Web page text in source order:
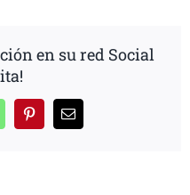
en su red Social
PinterestCorreo
electrónico